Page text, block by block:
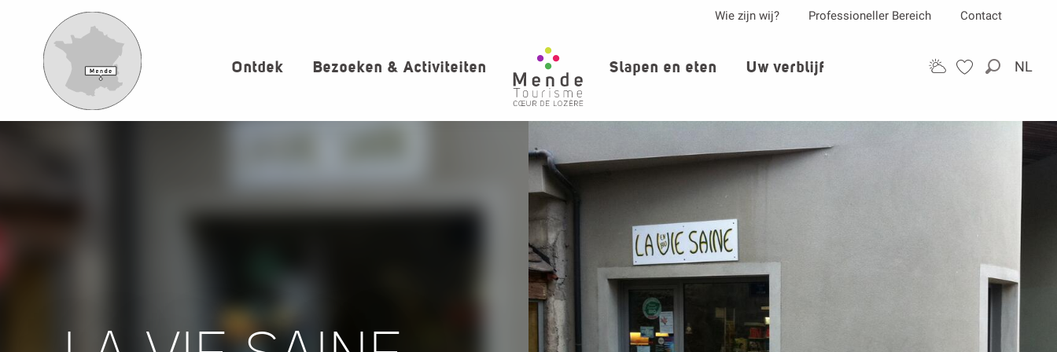
contenu
principal
Zoek op
NL
Wie zijn wij? Professioneller Bereich Contact
Ontdek Bezoeken & Activiteiten Slapen en eten Uw verblijf